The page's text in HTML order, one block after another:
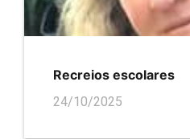
Recreios escolares
24/10/2025